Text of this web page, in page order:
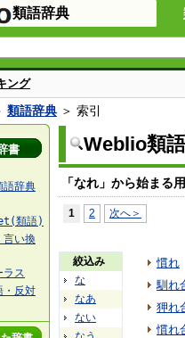
類語辞典
ング
類語辞典 ＞ 索引
Weblio類
「なれ」から始まる
1 2 次へ＞
絞込み
な
なあ
ない
慣れ
馴れ
狎れ
慣れ
書
辞典
類語)
い換
ス
反対